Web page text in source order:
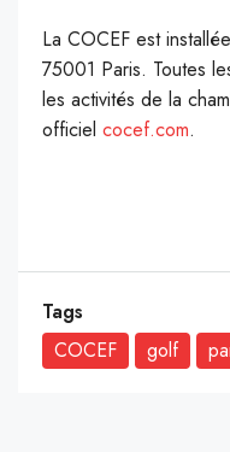
La COCEF est
75001 Paris. Toutes
les activités de la
officiel cocef.com.
Tags
COCEF
golf